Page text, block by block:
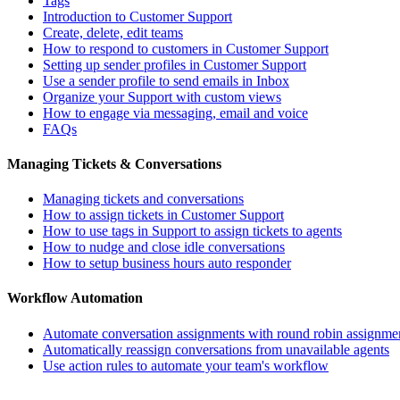
Introduction to Customer Support
Create, delete, edit teams
How to respond to customers in Customer Support
Setting up sender profiles in Customer Support
Use a sender profile to send emails in Inbox
Organize your Support with custom views
How to engage via messaging, email and voice
FAQs
Managing Tickets & Conversations
Managing tickets and conversations
How to assign tickets in Customer Support
How to use tags in Support to assign tickets to agents
How to nudge and close idle conversations
How to setup business hours auto responder
Workflow Automation
Automate conversation assignments with round robin
Automatically reassign conversations from unavailable agents
Use action rules to automate your team's workflow